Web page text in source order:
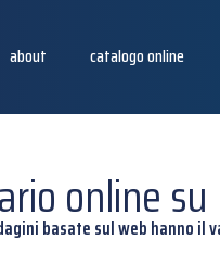
about catalogo online
online
basate sul web hanno il